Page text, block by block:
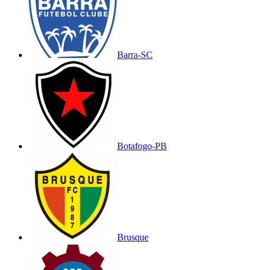
Barra-SC
Botafogo-PB
Brusque